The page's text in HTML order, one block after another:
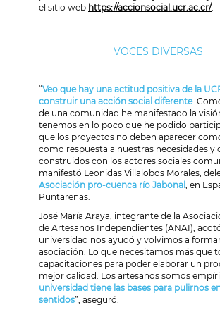
el sitio web https://accionsocial.ucr.ac.cr/.
VOCES DIVERSAS
“Veo que hay una actitud positiva de la
construir una acción social diferente.
de una comunidad he manifestado la
tenemos en lo poco que he podido
que los proyectos no deben aparecer
como respuesta a nuestras necesidades y
construidos con los actores sociales
manifestó Leonidas Villalobos Morales,
Asociación pro-cuenca río Jabonal , en
Puntarenas.
José María Araya, integrante de la
de Artesanos Independientes (ANAI),
universidad nos ayudó y volvimos a
asociación. Lo que necesitamos más que
capacitaciones para poder elaborar un
mejor calidad. Los artesanos somos
universidad tiene las bases para pulirnos
sentidos”, aseguró.